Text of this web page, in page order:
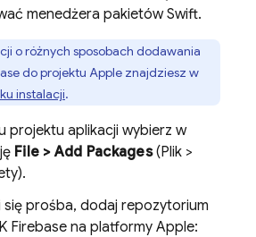
menedżera pakietów Swift.
o różnych sposobach dodawania
do projektu Apple znajdziesz w
instalacji.
projektu aplikacji wybierz w
File > Add Packages(Plik >
się prośba, dodaj repozytorium
Firebase na platformy Apple: